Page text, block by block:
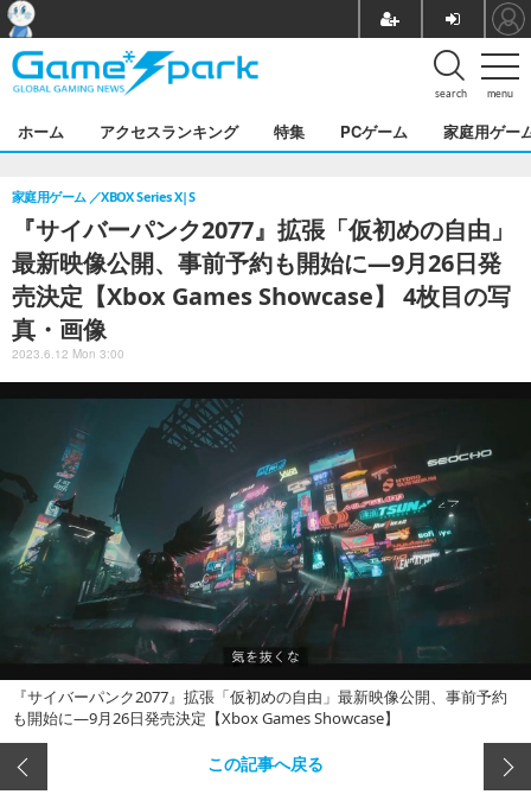
menu
search
ホーム アクセスランキング 特集 PCゲーム 家庭用ゲー
『サイバーパンク2077』拡張「仮初めの自由」
最新映像公開、事前予約も開始に―9月26日発
売決定【Xbox Games Showcase】 4枚目の写
真・画像
家庭用ゲーム XBOX Series X|S
2023.6.12 Mon 3:00
『サイバーパンク2077』拡張「仮初めの自由」最新映像公開、事前予約
も開始に―9月26日発売決定【Xbox Games Showcase】
この記事へ戻る